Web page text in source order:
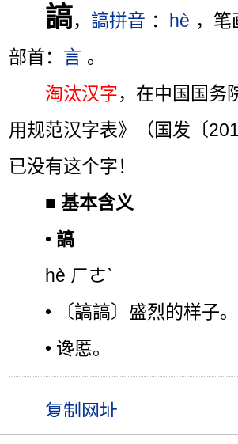
謞， 謞拼音 ： hè ，笔
部首： 言 。
淘汰汉字，在中国国务
用规范汉字表》（国发〔
已没有这个字！
■基本含义
• 謞
hè ㄏㄜˋ
• 〔謞謞〕盛烈的样子。
• 谗慝。